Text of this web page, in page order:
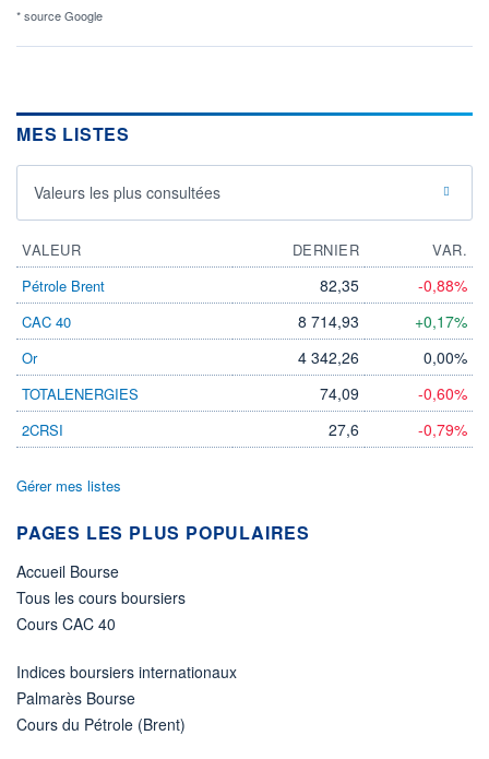
* source Google
MES LISTES
Valeurs les plus consultées
VALEUR DERNIER
VAR.
Pétrole Brent
82,35 -0,88%
CAC 40 8 714,93 +0,17%
Or 4 342,26 0,00%
TOTALENERGIES 74,09 -0,60%
2CRSI 27,6 -0,79%
Gérer mes listes
PAGES LES PLUS POPULAIRES
Accueil Bourse
Tous les cours boursiers
Cours CAC 40
Indices boursiers internationaux
Palmarès Bourse
Cours du Pétrole (Brent)